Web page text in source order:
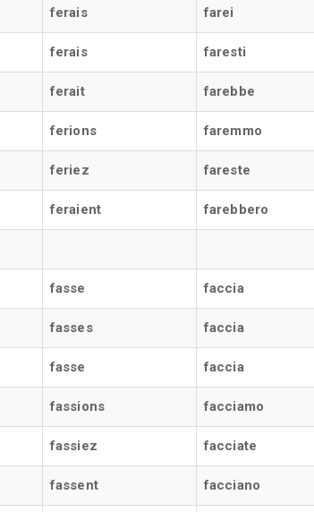
ferais farei
ferais faresti
ferait farebbe
ferions faremmo
feriez fareste
feraient farebbero
fasse faccia
fasses faccia
fasse faccia
fassions facciamo
fassiez facciate
fassent facciano